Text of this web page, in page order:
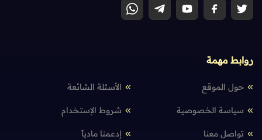
روابط مهمة
حول الموقع الأسئلة الشائعة
سياسة الخصوصية شروط الإستخدام
تواصل معنا إدعمنا مادياً